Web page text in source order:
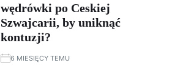
wędrówki po Ceskiej
Szwajcarii, by uniknąć
kontuzji?
6 MIESIĘCY TEMU